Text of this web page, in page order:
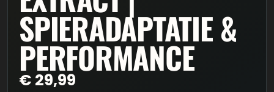
SPIERADAPTATIE &
PERFORMANCE
€ 29,99